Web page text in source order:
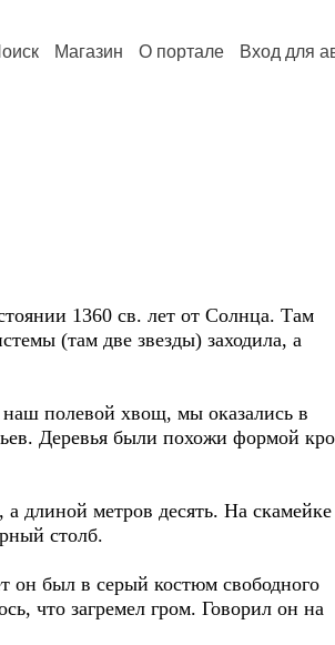
Магазин О портале Вход для
1360 св. лет от Солнца. Там
(там две звезды) заходила, а
полевой хвощ, мы оказались в
Деревья были похожи формой
длиной метров десять. На скамейке
столб.
он был в серый костюм свободного
что загремел гром. Говорил он на